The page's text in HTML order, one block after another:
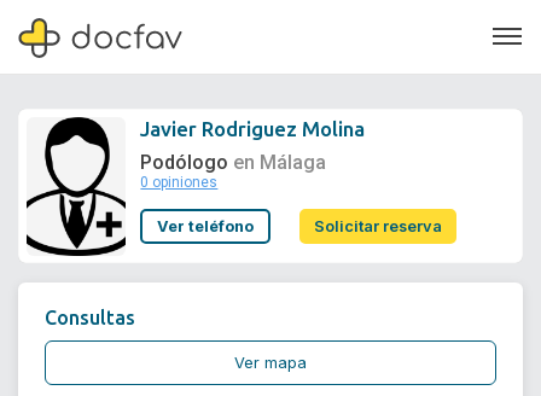
Soporte
Javier Rodriguez Molina
Podólogo en Málaga
0 opiniones
Ver teléfono Solicitar reserva
Consultas
Ver mapa